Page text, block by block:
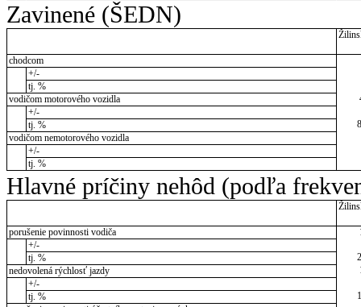
Zavinené (ŠEDN)
chodcom
+/-
tj. %
vodičom motorového vozidla
+/-
tj. %
vodičom nemotorového vozidla
+/-
tj. %
Hlavné príčiny nehôd (podľa
porušenie povinnosti vodiča
+/-
tj. %
nedovolená rýchlosť jazdy
+/-
tj. %